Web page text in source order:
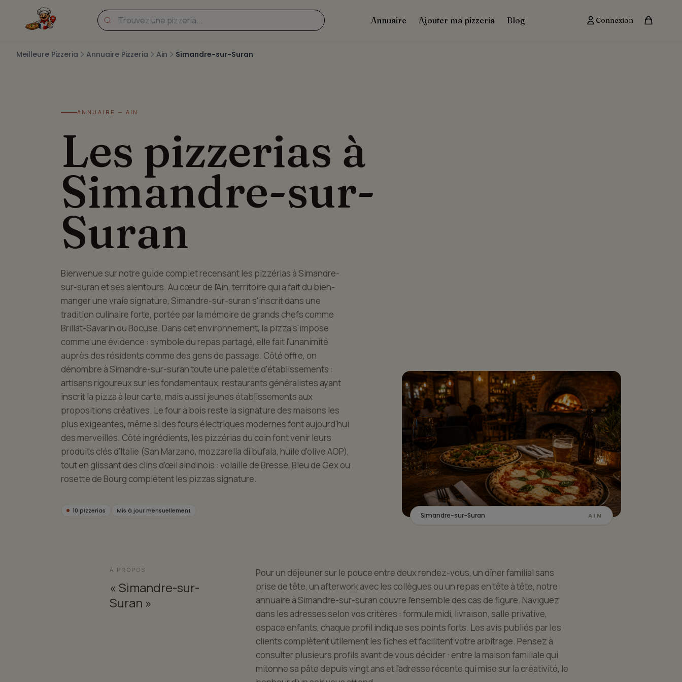
Annuaire Ajouter ma pizzeria Blog Connexion
Meilleure Pizzeria Annuaire Pizzeria Ain Simandre-sur-Suran
ANNUAIRE — AIN
Les pizzerias à
Simandre-sur-
Suran
Bienvenue sur notre guide complet recensant les pizzérias à Simandre-
sur-suran et ses alentours. Au cœur de l'Ain, territoire qui a fait du bien-
manger une vraie signature, Simandre-sur-suran s'inscrit dans une
tradition culinaire forte, portée par la mémoire de grands chefs comme
Brillat-Savarin ou Bocuse. Dans cet environnement, la pizza s'impose
comme une évidence : symbole du repas partagé, elle fait l'unanimité
auprès des résidents comme des gens de passage. Côté offre, on
dénombre à Simandre-sur-suran toute une palette d'établissements :
artisans rigoureux sur les fondamentaux, restaurants généralistes ayant
inscrit la pizza à leur carte, mais aussi jeunes établissements aux
propositions créatives. Le four à bois reste la signature des maisons les
plus exigeantes, même si des fours électriques modernes font aujourd'hui
des merveilles. Côté ingrédients, les pizzérias du coin font venir leurs
produits clés d'Italie (San Marzano, mozzarella di bufala, huile d'olive AOP),
tout en glissant des clins d'œil aindinois : volaille de Bresse, Bleu de Gex ou
rosette de Bourg complètent les pizzas signature.
10 pizzerias Mis à jour mensuellement
Simandre-sur-Suran AIN
À PROPOS
« Simandre-sur-
Suran »
Pour un déjeuner sur le pouce entre deux rendez-vous, un dîner familial sans
prise de tête, un afterwork avec les collègues ou un repas en tête à tête, notre
annuaire à Simandre-sur-suran couvre l'ensemble des cas de figure. Naviguez
dans les adresses selon vos critères : formule midi, livraison, salle privative,
espace enfants, chaque profil indique ses points forts. Les avis publiés par les
clients complètent utilement les fiches et facilitent votre arbitrage. Pensez à
consulter plusieurs profils avant de vous décider : entre la maison familiale qui
mitonne sa pâte depuis vingt ans et l'adresse récente qui mise sur la créativité, le